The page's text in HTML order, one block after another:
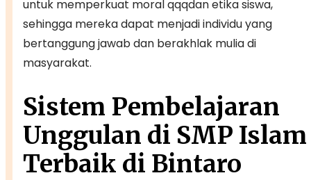
untuk memperkuat moral qqqdan etika siswa,
sehingga mereka dapat menjadi individu yang
bertanggung jawab dan berakhlak mulia di
masyarakat.
Sistem Pembelajaran
Unggulan di SMP Islam
Terbaik di Bintaro